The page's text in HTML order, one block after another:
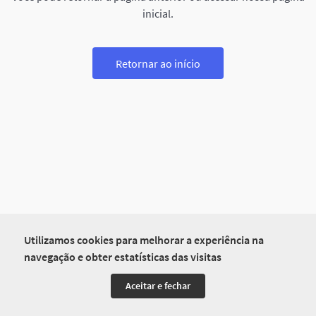
Utilizamos cookies para melhorar a experiência na
navegação e obter estatísticas das visitas
Aceitar e fechar
inicial.
Retornar ao início